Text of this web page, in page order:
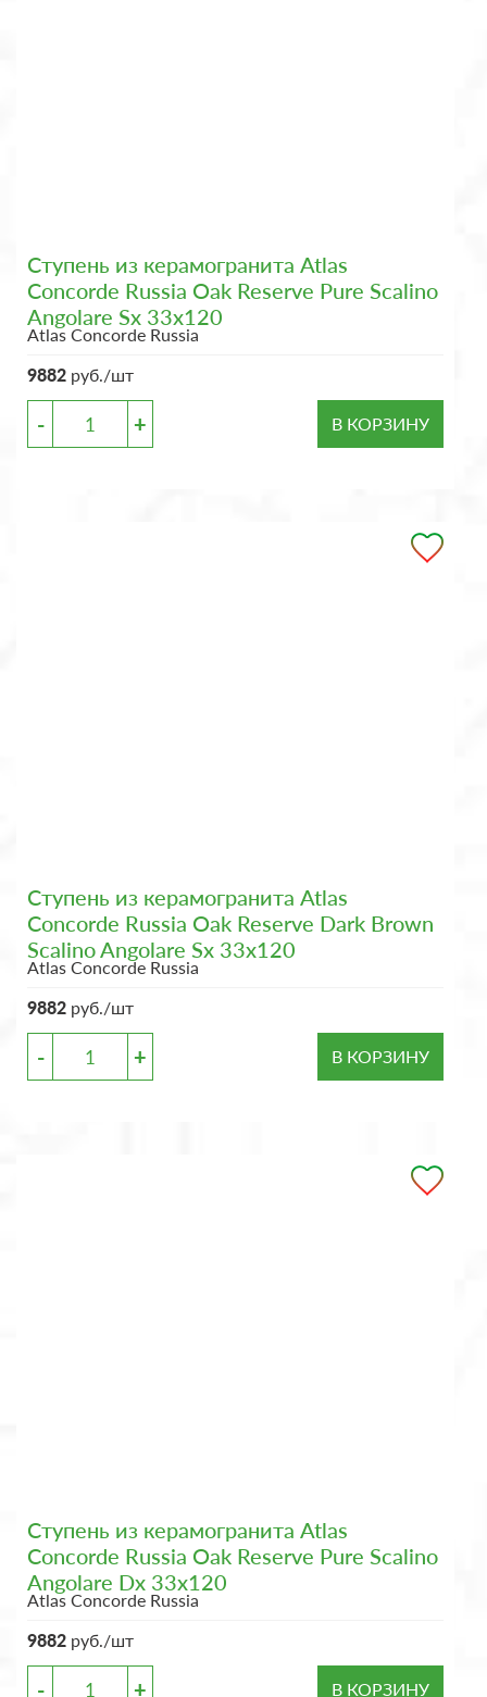
Ступень из керамогранита Atlas
Concorde Russia Oak Reserve Pure Scalino
Angolare Sx 33x120
Atlas Concorde Russia
9882 руб./шт
- + В КОРЗИНУ
Ступень из керамогранита Atlas
Concorde Russia Oak Reserve Dark Brown
Scalino Angolare Sx 33x120
Atlas Concorde Russia
9882 руб./шт
- + В КОРЗИНУ
Ступень из керамогранита Atlas
Concorde Russia Oak Reserve Pure Scalino
Angolare Dx 33x120
Atlas Concorde Russia
9882 руб./шт
- + В КОРЗИНУ